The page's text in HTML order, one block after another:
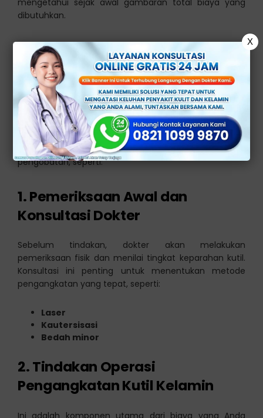
dibutuhkan.
Biaya Operasi Kutil
Kelamin di Klinik
Termasuk Apa Saja?
Pada umumnya, biaya operasi kutil kelamin di klinik
sudah termasuk beberapa pemeriksaan hingga
pengobatan, seperti:
1. Pemeriksaan Awal dan
Konsultasi Dokter
Sebelum tindakan, dokter akan melakukan
pemeriksaan fisik dan menilai tingkat keparahan kutil.
Konsultasi ini penting untuk menentukan metode
pengangkatan yang tepat, seperti:
Laser
Kautersisasi
Bedah minor
2. Tindakan Operasi
Pengangkatan Kutil Kelamin
Ini adalah komponen utama dari biaya yang Anda
X